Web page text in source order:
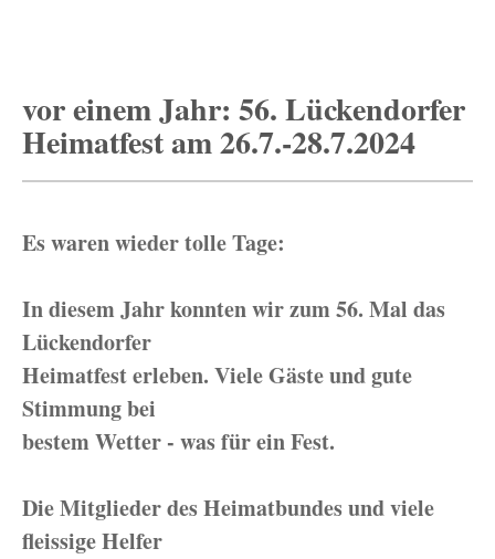
vor einem Jahr: 56. Lückendorfer
Heimatfest am 26.7.-28.7.2024
Es waren wieder tolle Tage:
In diesem Jahr konnten wir zum 56. Mal das
Lückendorfer
Heimatfest erleben. Viele Gäste und gute
Stimmung bei
bestem Wetter - was für ein Fest.
Die Mitglieder des Heimatbundes und viele
fleissige Helfer